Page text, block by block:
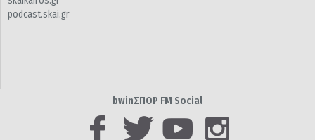
podcast.skai.gr
bwinΣΠΟΡ FM Social